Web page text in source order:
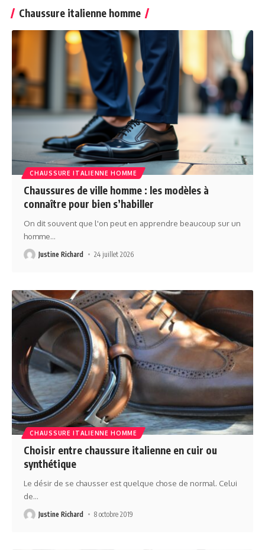
Chaussure italienne homme
CHAUSSURE ITALIENNE HOMME
Chaussures de ville homme : les modèles à
connaître pour bien s’habiller
On dit souvent que l'on peut en apprendre beaucoup sur un
homme…
Justine Richard 24 juillet 2026
CHAUSSURE ITALIENNE HOMME
Choisir entre chaussure italienne en cuir ou
synthétique
Le désir de se chausser est quelque chose de normal. Celui
de…
Justine Richard 8 octobre 2019